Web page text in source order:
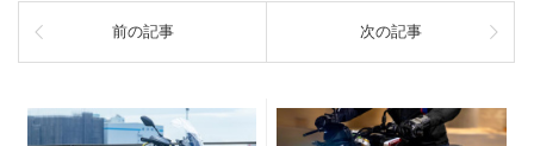
前の記事 次の記事